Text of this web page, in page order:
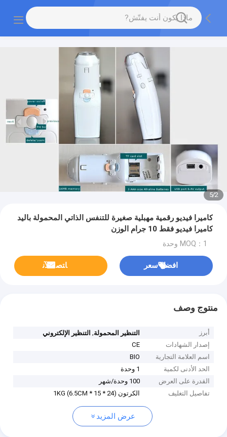
2
/
5
كاميرا فيديو رقمية مهبلية صغيرة للتنفس الذاتي المحمولة باليد
كاميرا فيديو فقط 10 جرام الوزن
MOQ：1 وحدة
افضل سعر ﺎﺘﺼﻟ ﺍﻶﻧ
منتوج وصف
أبرز التنظير المحمولة, التنظير الإلكتروني
إصدار الشهادات
CE
اسم العلامة التجارية
BIO
الحد الأدنى لكمية
1 وحدة
القدرة على العرض
100 وحدة/شهر
تفاصيل التغليف
الكرتون (24 * 15 * 6.5CM) 1KG
عرض المزيد